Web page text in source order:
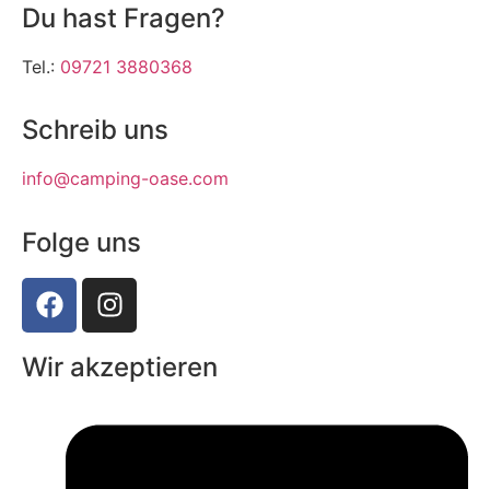
Du hast Fragen?
Tel.: 09721 3880368
Schreib uns
info@camping-oase.com
Folge uns
Wir akzeptieren